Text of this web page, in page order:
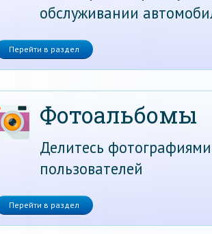
обслуживании
Перейти в раздел
Фотоальбомы
Делитесь
пользователей
Перейти в раздел